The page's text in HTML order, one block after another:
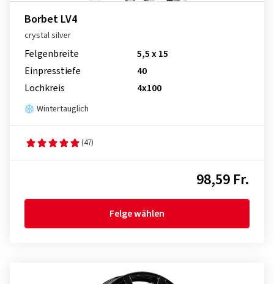
Borbet LV4
crystal silver
Felgenbreite
5,5 x 15
Einpresstiefe
40
Lochkreis
4x100
Wintertauglich
(47)
98,59 Fr.
Felge wählen